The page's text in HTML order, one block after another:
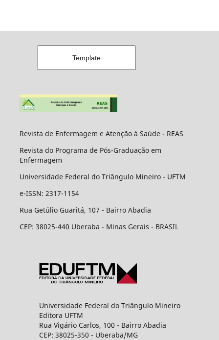
Template
Revista de Enfermagem e Atenção à Saúde - REAS
Revista do Programa de Pós-Graduação em
Enfermagem
Universidade Federal do Triângulo Mineiro - UFTM
e-ISSN: 2317-1154
Rua Getúlio Guaritá, 107 - Bairro Abadia
CEP: 38025-440 Uberaba - Minas Gerais - BRASIL
Universidade Federal do Triângulo Mineiro
Editora UFTM
Rua Vigário Carlos, 100 - Bairro Abadia
CEP: 38025-350 - Uberaba/MG